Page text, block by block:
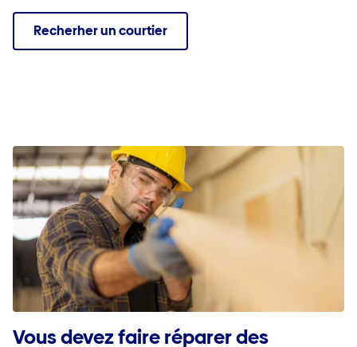
Recherher un courtier
Vous devez faire réparer des